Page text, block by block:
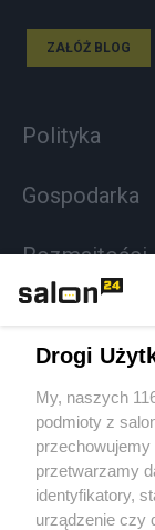
ZAŁÓŻ BLOG
Polityka
Gospodarka
Rozmaitości
Sport
Kultura
Drogi
My, naszych
podmioty z
przetwarzamy
identyfikatory,
urządzenie czy